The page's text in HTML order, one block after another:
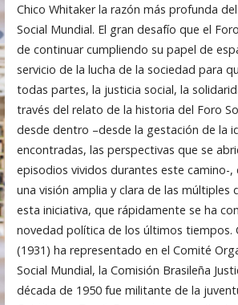
Chico Whitaker la razón más profunda
Social Mundial. El gran desafío que el
de continuar cumpliendo su papel de
servicio de la lucha de la sociedad para
todas partes, la justicia social, la
través del relato de la historia del Foro
desde dentro –desde la gestación de la
encontradas, las perspectivas que se
episodios vividos durantes este camino-,
una visión amplia y clara de las múltiples
esta iniciativa, que rápidamente se ha
novedad política de los últimos tiempos.
(1931) ha representado en el Comité
Social Mundial, la Comisión Brasileña
década de 1950 fue militante de la